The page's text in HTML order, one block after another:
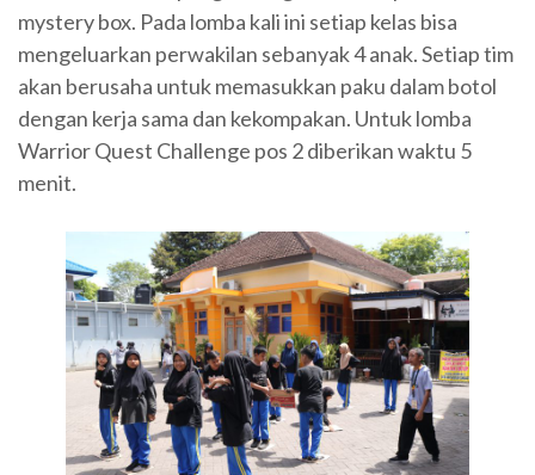
mystery box. Pada lomba kali ini setiap kelas bisa
mengeluarkan perwakilan sebanyak 4 anak. Setiap tim
akan berusaha untuk memasukkan paku dalam botol
dengan kerja sama dan kekompakan. Untuk lomba
Warrior Quest Challenge pos 2 diberikan waktu 5
menit.